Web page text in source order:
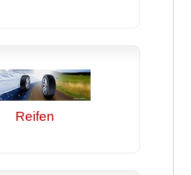
Reifen